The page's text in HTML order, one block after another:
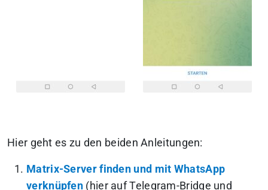
Hier geht es zu den beiden Anleitungen:
Matrix-Server finden und mit WhatsApp
verknüpfen (hier auf Telegram-Bridge und